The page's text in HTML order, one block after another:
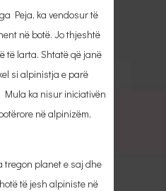
Peja, ka vendosur të
në botë. Jo thjeshtë
të larta. Shtatë që janë
si alpinistja e parë
Mula ka nisur iniciativën
në alpinizëm,
tregon planet e saj dhe
të jesh alpiniste në